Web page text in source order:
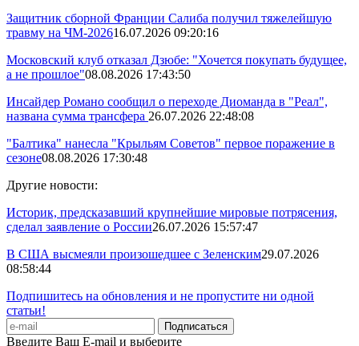
Защитник сборной Франции Салиба получил тяжелейшую
травму на ЧМ-202616.07.2026 09:20:16
Московский клуб отказал Дзюбе: "Хочется покупать будущее,
а не прошлое"08.08.2026 17:43:50
Инсайдер Романо сообщил о переходе Диоманда в "Реал",
названа сумма трансфера 26.07.2026 22:48:08
"Балтика" нанесла "Крыльям Советов" первое поражение в
сезоне08.08.2026 17:30:48
Другие новости:
Историк, предсказавший крупнейшие мировые потрясения,
сделал заявление о России26.07.2026 15:57:47
В США высмеяли произошедшее с Зеленским29.07.2026
08:58:44
Подпишитесь на обновления и не пропустите ни одной
статьи!
Введите Ваш E-mail и выберите